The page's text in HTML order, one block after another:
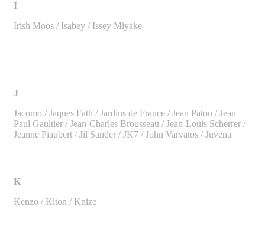
I
Irish Moos / Isabey / Issey Miyake
J
Jacomo / Jaques Fath / Jardins de France / Jean Patou / Jean
Paul Gaultier / Jean-Charles Brousseau / Jean-Louis Scherrer /
Jeanne Piaubert / Jil Sander / JK7 / John Varvatos / Juvena
K
Kenzo / Kiton / Knize